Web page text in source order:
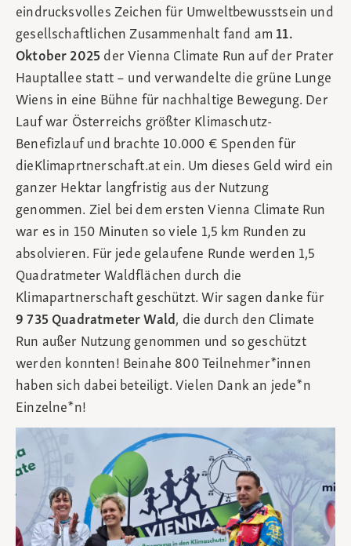
eindrucksvolles Zeichen für Umweltbewusstsein und
gesellschaftlichen Zusammenhalt fand am 11.
Oktober 2025 der Vienna Climate Run auf der Prater
Hauptallee statt – und verwandelte die grüne Lunge
Wiens in eine Bühne für nachhaltige Bewegung. Der
Lauf war Österreichs größter Klimaschutz-
Benefizlauf und brachte 10.000 € Spenden für
dieKlimaprtnerschaft.at ein. Um dieses Geld wird ein
ganzer Hektar langfristig aus der Nutzung
genommen. Ziel bei dem ersten Vienna Climate Run
war es in 150 Minuten so viele 1,5 km Runden zu
absolvieren. Für jede gelaufene Runde werden 1,5
Quadratmeter Waldflächen durch die
Klimapartnerschaft geschützt. Wir sagen danke für
9 735 Quadratmeter Wald, die durch den Climate
Run außer Nutzung genommen und so geschützt
werden konnten! Beinahe 800 Teilnehmer*innen
haben sich dabei beteiligt. Vielen Dank an jede*n
Einzelne*n!